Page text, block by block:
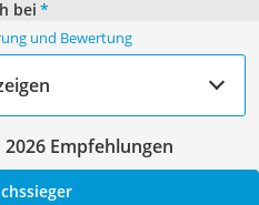
bei *
und Bewertung
Empfehlungen